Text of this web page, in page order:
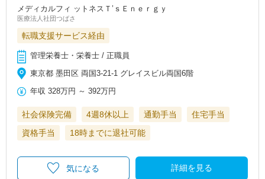
メディカルフィ ットネスＴ’ｓＥｎｅｒｇｙ
医療法人社団つばさ
転職支援サービス経由
管理栄養士・栄養士 / 正職員
東京都 墨田区 両国3-21-1 グレイスビル両国6階
年収 328万円 ～392万円
社会保険完備 4週8休以上 通勤手当
住宅手当
資格手当
18時までに退社可能
詳細を見る
気になる